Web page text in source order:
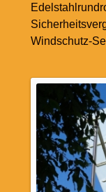
Windschutz-